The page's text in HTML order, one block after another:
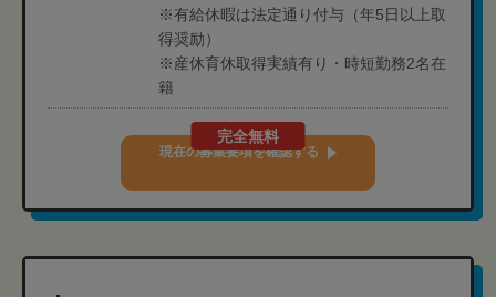
※有給休暇は法定通り付与（年5日以上取
得奨励）
※産休育休取得実績有り・時短勤務2名在
籍
完全無料
現在の募集要項を確認する